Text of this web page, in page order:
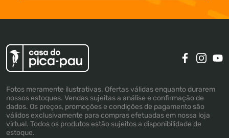
Fotos meramente ilustrativas. Ofertas válidas enquanto durarem
nossos estoques. Vendas sujeitas a análise e confirmação de
dados. Os preços, promoções e condições de pagamento são
válidos exclusivamente para compras efetuadas em nossa loja
virtual. Todos os produtos estão sujeitos a disponibilidade de
estoque.